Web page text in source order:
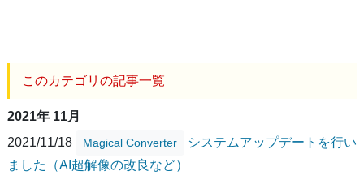
このカテゴリの記事一覧
2021年 11月
2021/11/18
Magical Converter
システムアップデートを行い
ました（AI超解像の改良など）